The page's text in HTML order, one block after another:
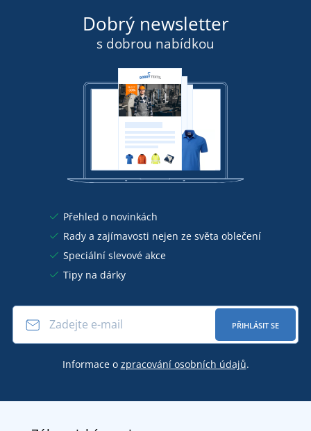
Dobrý newsletter
s dobrou nabídkou
Přehled o novinkách
Rady a zajímavosti nejen ze světa oblečení
Speciální slevové akce
Tipy na dárky
PŘIHLÁSIT SE
Informace o zpracování osobních údajů.